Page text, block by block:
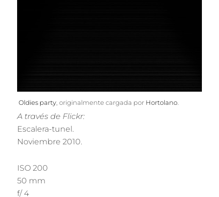
Oldies party , originalmente cargada por Hortolano
A través de Flickr:
Escalera-tunel.
Noviembre 2010.
ISO 200
50 mm
f/ 4